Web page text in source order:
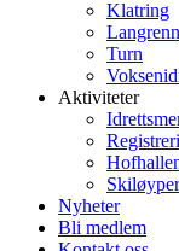
Klatring
Langrenn
Turn
Aktiviteter
Skiløyper
Nyheter
Bli medlem